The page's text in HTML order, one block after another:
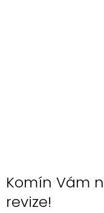
Komín Vám
revize!